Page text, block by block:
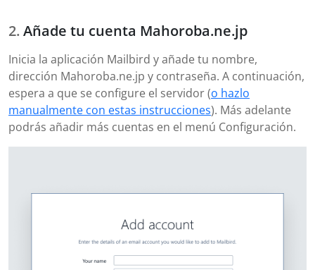
Añade tu cuenta Mahoroba.ne.jp
Inicia la aplicación Mailbird y añade tu nombre,
dirección Mahoroba.ne.jp y contraseña. A continuación,
espera a que se configure el servidor (o hazlo
manualmente con estas instrucciones). Más adelante
podrás añadir más cuentas en el menú Configuración.